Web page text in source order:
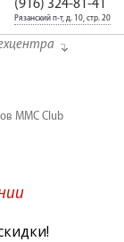
Калькулятор
слесарного
ремонта
(916) 324-81-41
Рязанский п-т, д. 10, стр. 20
MMC Club